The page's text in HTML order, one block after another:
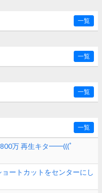
一覧
一覧
一覧
一覧
800万 再生キタ━━(((ﾟ
ートカットをセンターにし